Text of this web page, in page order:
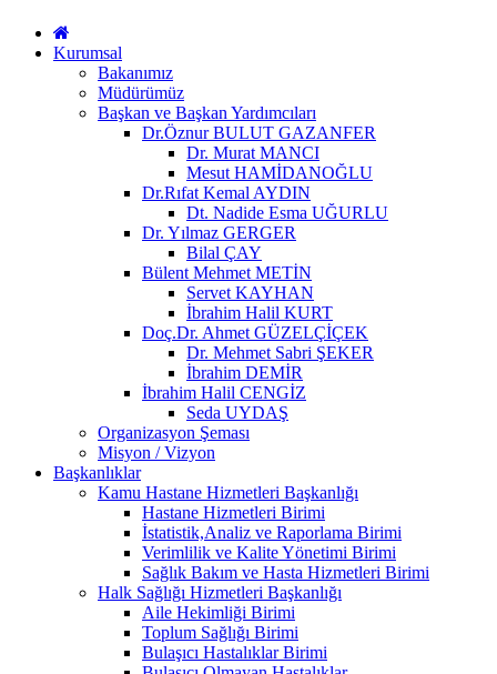
Kurumsal
Bakanımız
Müdürümüz
Başkan ve Başkan Yardımcıları
Dr.Öznur BULUT GAZANFER
Dr. Murat MANCI
Mesut HAMİDANOĞLU
Dr.Rıfat Kemal AYDIN
Dt. Nadide Esma UĞURLU
Dr. Yılmaz GERGER
Bilal ÇAY
Bülent Mehmet METİN
Servet KAYHAN
İbrahim Halil KURT
Doç.Dr. Ahmet GÜZELÇİÇEK
Dr. Mehmet Sabri ŞEKER
İbrahim DEMİR
İbrahim Halil CENGİZ
Seda UYDAŞ
Organizasyon Şeması
Misyon / Vizyon
Başkanlıklar
Kamu Hastane Hizmetleri Başkanlığı
Hastane Hizmetleri Birimi
İstatistik,Analiz ve Raporlama Birimi
Verimlilik ve Kalite Yönetimi Birimi
Sağlık Bakım ve Hasta Hizmetleri Birimi
Halk Sağlığı Hizmetleri Başkanlığı
Aile Hekimliği Birimi
Toplum Sağlığı Birimi
Bulaşıcı Hastalıklar Birimi